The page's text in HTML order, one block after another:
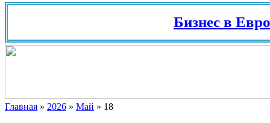
Бизнес в
Главная » 2026 » Май » 18